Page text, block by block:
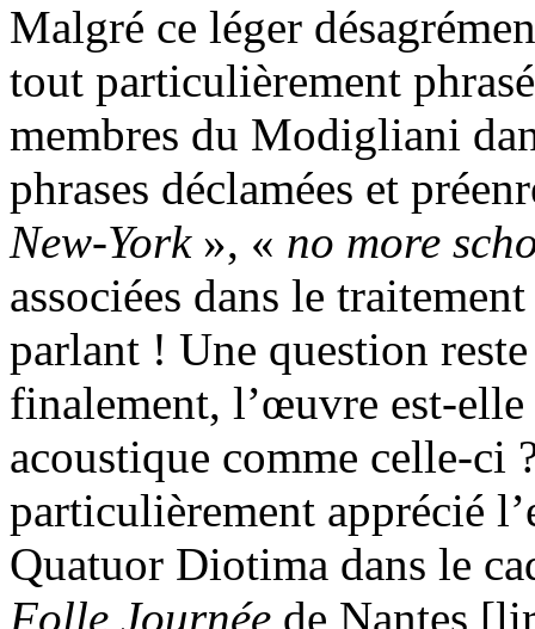
Malgré ce léger
tout particulièrement
membres du Modigliani
phrases déclamées et
New-York», « no more
associées dans le
parlant ! Une question
finalement, l’œuvre est-elle
acoustique comme celle-ci
particulièrement apprécié
Quatuor Diotima dans le
Folle Journée de Nantes